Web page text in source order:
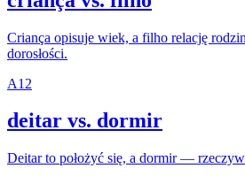
Criança opisuje wiek, a filho relację
dorosłości.
A1 2
deitar vs. dormir
Deitar to położyć się, a dormir —